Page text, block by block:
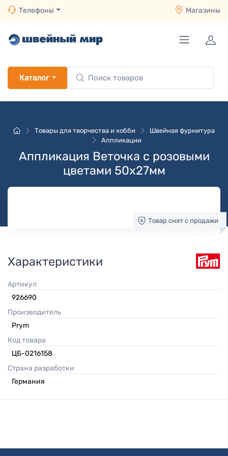
Телефоны Магазины
Каталог
Товары для творчества и хобби
Швейная фурнитура
Аппликации
Аппликация Веточка с розовыми
цветами 50х27мм
Товар снят с продажи
Характеристики
Артикул
926690
Производитель
Prym
Код товара
ЦБ-0216158
Страна разработки
Германия